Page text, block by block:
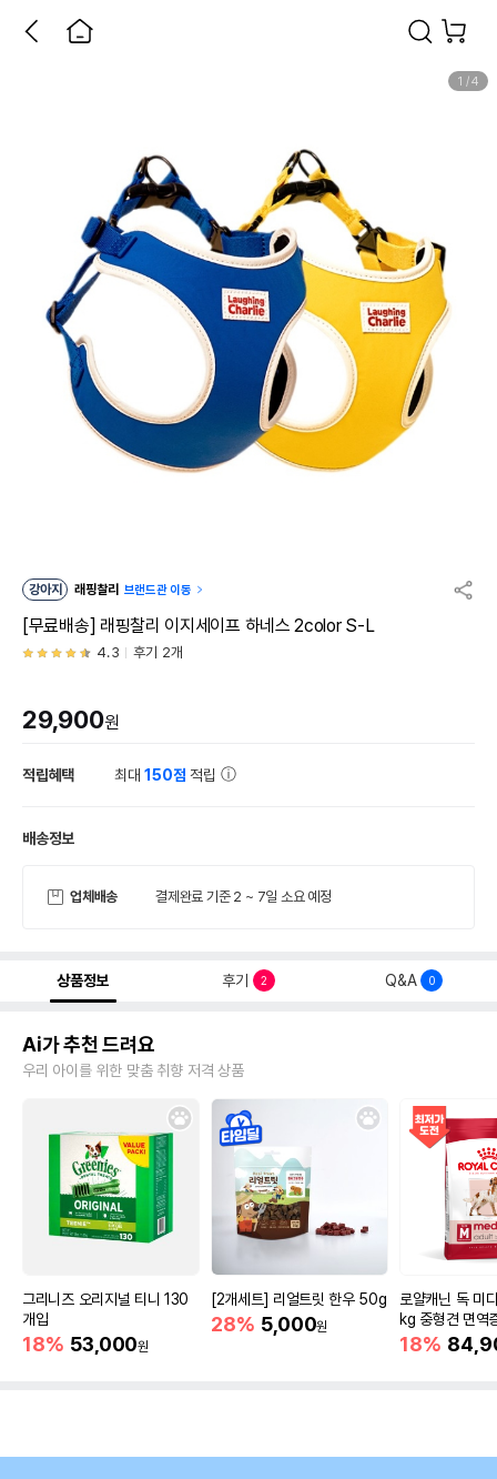
1 /4
강아지 래핑찰리 브랜드관 이동
[무료배송] 래핑찰리 이지세이프 하네스 2color S-L
4.3 후기 2개
29,900원
적립혜택 최대150점 적립
배송정보
업체배송 결제완료 기준 2 ~ 7일 소요 예정
상품정보 후기 2 Q&A 0
Ai가 추천 드려요
우리 아이를 위한 맞춤 취향 저격 상품
그리니즈 오리지널 티니 130
개입
18% 53,000원
[2개세트] 리얼트릿 한우 50g
28% 5,000원
로얄캐닌 독 미
kg 중형견 면역
18%